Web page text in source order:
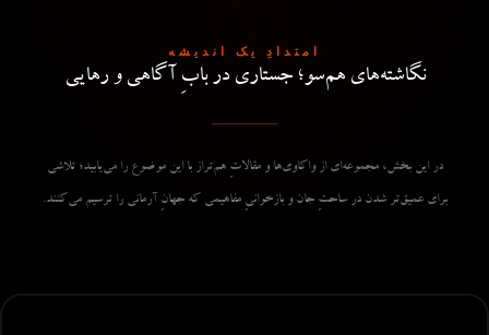
امتدادِ یک اندیشه
نگاشته‌های هم‌سو؛ جستاری در بابِ آگاهی و رهایی
در این بخش، مجموعه‌ای از واکاوی‌ها و مقالاتِ هم‌تراز با این موضوع را می‌یابید؛ تلاشی
برای عمیق‌تر شدن در ساحتِ جان و بازخوانیِ مفاهیمی که جهانِ آرمانی را ترسیم می‌کنند.